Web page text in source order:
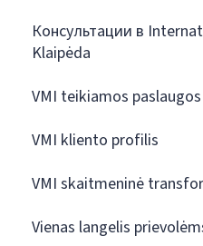
Консультации в
Klaipėda
VMI teikiamos paslaugos
VMI kliento profilis
VMI skaitmeninė
Vienas langelis